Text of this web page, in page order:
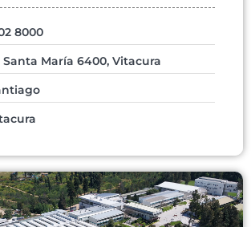
8000
María 6400, Vitacura